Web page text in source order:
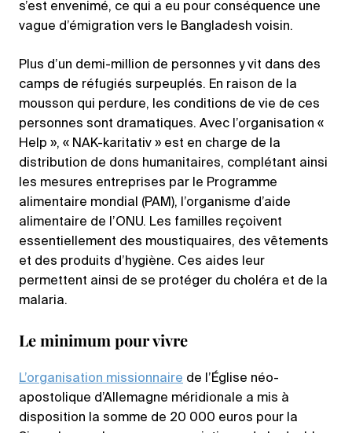
s’est envenimé, ce qui a eu pour conséquence une
vague d’émigration vers le Bangladesh voisin.
Plus d’un demi-million de personnes y vit dans des
camps de réfugiés surpeuplés. En raison de la
mousson qui perdure, les conditions de vie de ces
personnes sont dramatiques. Avec l’organisation «
Help », « NAK-karitativ » est en charge de la
distribution de dons humanitaires, complétant ainsi
les mesures entreprises par le Programme
alimentaire mondial (PAM), l’organisme d’aide
alimentaire de l’ONU. Les familles reçoivent
essentiellement des moustiquaires, des vêtements
et des produits d’hygiène. Ces aides leur
permettent ainsi de se protéger du choléra et de la
malaria.
Le minimum pour vivre
L’organisation missionnaire de l’Église néo-
apostolique d’Allemagne méridionale a mis à
disposition la somme de 20 000 euros pour la